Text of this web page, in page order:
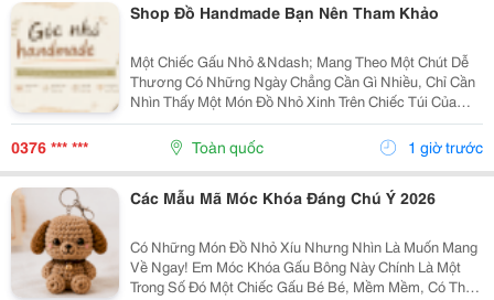
Shop Đồ Handmade Bạn Nên Tham Khảo
Một Chiếc Gấu Nhỏ &Ndash; Mang Theo Một Chút Dễ
Thương Có Những Ngày Chẳng Cần Gì Nhiều, Chỉ Cần
Nhìn Thấy Một Món Đồ Nhỏ Xinh Trên Chiếc Túi Của
Mình Cũng Đủ Thấy Vui Rồi Những Em Móc Khóa Gấu
Bông Được Làm Với Kiểu Dáng Đáng Yêu, Nhỏ Gọn,
Thích...
0376 *** *** Toàn quốc 1 giờ trước
Các Mẫu Mã Móc Khóa Đáng Chú Ý 2026
Có Những Món Đồ Nhỏ Xíu Nhưng Nhìn Là Muốn Mang
Về Ngay! Em Móc Khóa Gấu Bông Này Chính Là Một
Trong Số Đó Một Chiếc Gấu Bé Bé, Mềm Mềm, Có Thể